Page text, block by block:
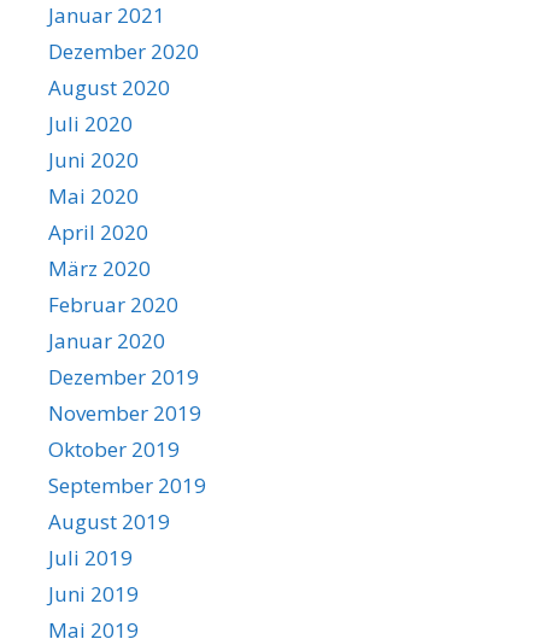
Januar 2021
Dezember 2020
August 2020
Juli 2020
Juni 2020
Mai 2020
April 2020
März 2020
Februar 2020
Januar 2020
Dezember 2019
November 2019
Oktober 2019
September 2019
August 2019
Juli 2019
Juni 2019
Mai 2019